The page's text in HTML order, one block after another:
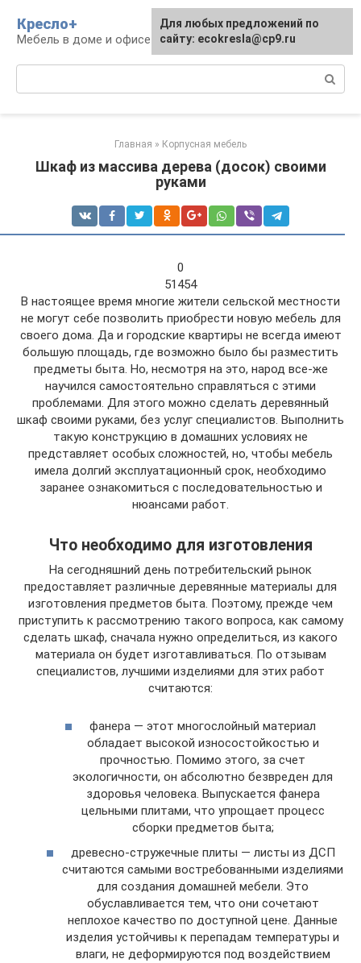
контенту
Кресло+
Мебель в доме и офисе
Главная » Корпусная мебель
Шкаф из массива дерева (досок) своими
руками
0
51454
В настоящее время многие жители сельской местности
не могут себе позволить приобрести новую мебель для
своего дома. Да и городские квартиры не всегда имеют
большую площадь, где возможно было бы разместить
предметы быта. Но, несмотря на это, народ все-же
научился самостоятельно справляться с этими
проблемами. Для этого можно сделать деревянный
шкаф своими руками, без услуг специалистов. Выполнить
такую конструкцию в домашних условиях не
представляет особых сложностей, но, чтобы мебель
имела долгий эксплуатационный срок, необходимо
заранее ознакомиться с последовательностью и
нюансами работ.
Что необходимо для изготовления
На сегодняшний день потребительский рынок
предоставляет различные деревянные материалы для
изготовления предметов быта. Поэтому, прежде чем
приступить к рассмотрению такого вопроса, как самому
сделать шкаф, сначала нужно определиться, из какого
материала он будет изготавливаться. По отзывам
специалистов, лучшими изделиями для этих работ
считаются:
фанера — этот многослойный материал
обладает высокой износостойкостью и
прочностью. Помимо этого, за счет
экологичности, он абсолютно безвреден для
здоровья человека. Выпускается фанера
цельными плитами, что упрощает процесс
сборки предметов быта;
древесно-стружечные плиты — листы из ДСП
считаются самыми востребованными изделиями
для создания домашней мебели. Это
обуславливается тем, что они сочетают
неплохое качество по доступной цене. Данные
изделия устойчивы к перепадам температуры и
влаги, не деформируются под воздействием
Для любых предложений по
сайту: ecokresla@cp9.ru